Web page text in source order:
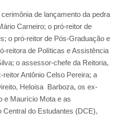
de lançamento da pedra
Carneiro; o pró-reitor de
o pró-reitor de Pós-Graduação e
reitora de Políticas e Assistência
o assessor-chefe da Reitoria,
Antônio Celso Pereira; a
Heloisa Barboza, os ex-
e Maurício Mota e as
Central do Estudantes (DCE),